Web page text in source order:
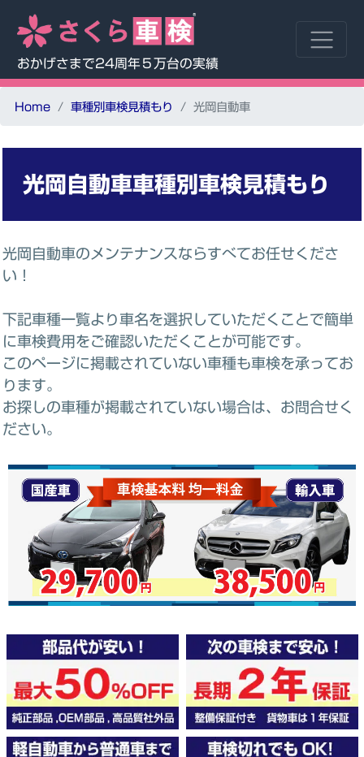
おかげさまで24周年５万台の実績
Home 車種別車検見積もり 光岡自動車
光岡自動車車種別車検見積もり
光岡自動車のメンテナンスならすべてお任せくださ
い！
下記車種一覧より車名を選択していただくことで簡単
に車検費用をご確認いただくことが可能です。
このページに掲載されていない車種も車検を承ってお
ります。
お探しの車種が掲載されていない場合は、お問合せく
ださい。